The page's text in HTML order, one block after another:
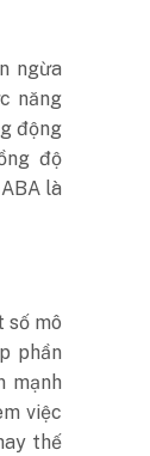
ngừa
năng
động
độ
là
số mô
phần
mạnh
việc
thế